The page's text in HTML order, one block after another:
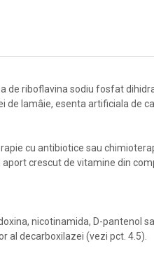
riboflavina sodiu fosfat
lamâie, esenta artificiala de
cu antibiotice sau
crescut de vitamine din
nicotinamida, D-pantenol
al decarboxilazei (vezi pct. 4.5).